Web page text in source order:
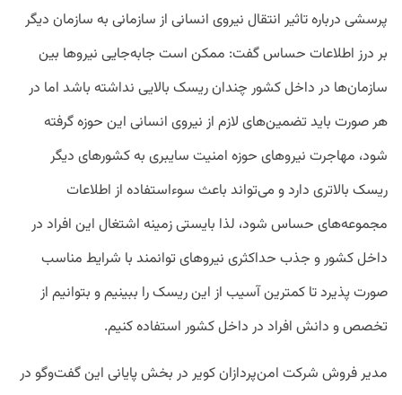
پرسشی درباره تاثیر انتقال نیروی انسانی از سازمانی به سازمان دیگر
بر درز اطلاعات حساس گفت: ممکن است جابه‌جایی نیروها بین
سازمان‌ها در داخل کشور چندان ریسک بالایی نداشته باشد اما در
هر صورت باید تضمین‌های لازم از نیروی انسانی این حوزه گرفته
شود، مهاجرت نیروهای حوزه امنیت سایبری به کشورهای دیگر
ریسک بالاتری دارد و می‌تواند باعث سوءاستفاده از اطلاعات
مجموعه‌های حساس شود، لذا بایستی زمینه اشتغال این افراد در
داخل کشور و جذب حداکثری نیروهای توانمند با شرایط مناسب
صورت پذیرد تا کمترین آسیب از این ریسک را ببینیم و بتوانیم از
تخصص و دانش افراد در داخل کشور استفاده کنیم.
مدیر فروش شرکت امن‌پردازان کویر در بخش پایانی این گفت‌‌وگو در